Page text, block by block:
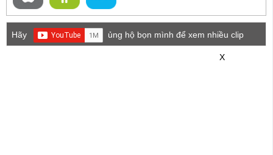
Hãy
ủng hộ bọn mình để xem nhiều clip
X